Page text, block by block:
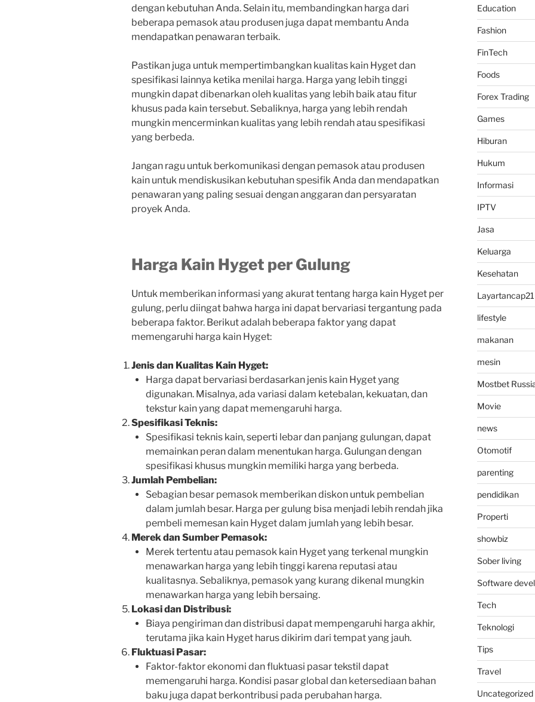
dengan kebutuhan Anda. Selain itu, membandingkan harga dari
beberapa pemasok atau produsen juga dapat membantu Anda
mendapatkan penawaran terbaik.
Pastikan juga untuk mempertimbangkan kualitas kain Hyget dan
spesifikasi lainnya ketika menilai harga. Harga yang lebih tinggi
mungkin dapat dibenarkan oleh kualitas yang lebih baik atau fitur
khusus pada kain tersebut. Sebaliknya, harga yang lebih rendah
mungkin mencerminkan kualitas yang lebih rendah atau spesifikasi
yang berbeda.
Jangan ragu untuk berkomunikasi dengan pemasok atau produsen
kain untuk mendiskusikan kebutuhan spesifik Anda dan mendapatkan
penawaran yang paling sesuai dengan anggaran dan persyaratan
proyek Anda.
Harga Kain Hyget per Gulung
Untuk memberikan informasi yang akurat tentang harga kain Hyget per
gulung, perlu diingat bahwa harga ini dapat bervariasi tergantung pada
beberapa faktor. Berikut adalah beberapa faktor yang dapat
memengaruhi harga kain Hyget:
Jenis dan Kualitas Kain Hyget:
Harga dapat bervariasi berdasarkan jenis kain Hyget yang
digunakan. Misalnya, ada variasi dalam ketebalan, kekuatan, dan
tekstur kain yang dapat memengaruhi harga.
Spesifikasi Teknis:
Spesifikasi teknis kain, seperti lebar dan panjang gulungan, dapat
memainkan peran dalam menentukan harga. Gulungan dengan
spesifikasi khusus mungkin memiliki harga yang berbeda.
Jumlah Pembelian:
Sebagian besar pemasok memberikan diskon untuk pembelian
dalam jumlah besar. Harga per gulung bisa menjadi lebih rendah jika
pembeli memesan kain Hyget dalam jumlah yang lebih besar.
Merek dan Sumber Pemasok:
Merek tertentu atau pemasok kain Hyget yang terkenal mungkin
menawarkan harga yang lebih tinggi karena reputasi atau
kualitasnya. Sebaliknya, pemasok yang kurang dikenal mungkin
menawarkan harga yang lebih bersaing.
Lokasi dan Distribusi:
Biaya pengiriman dan distribusi dapat mempengaruhi harga akhir,
terutama jika kain Hyget harus dikirim dari tempat yang jauh.
Fluktuasi Pasar:
Faktor-faktor ekonomi dan fluktuasi pasar tekstil dapat
memengaruhi harga. Kondisi pasar global dan ketersediaan bahan
baku juga dapat berkontribusi pada perubahan harga.
Education
Fashion
FinTech
Foods
Forex Trading
Games
Hiburan
Hukum
Informasi
IPTV
Jasa
Keluarga
Kesehatan
Layartancap21
lifestyle
makanan
mesin
Mostbet
Movie
news
Otomotif
parenting
pendidikan
Properti
showbiz
Sober living
Software
Tech
Teknologi
Tips
Travel
Uncategorized